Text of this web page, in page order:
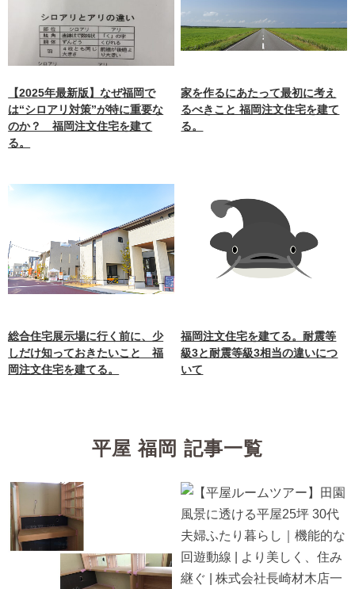
【2025年最新版】なぜ福岡で
は“シロアリ対策”が特に重要な
のか？ 福岡注文住宅を建て
る。
家を作るにあたって最初に考え
るべきこと 福岡注文住宅を建て
る。
総合住宅展示場に行く前に、少
しだけ知っておきたいこと 福
岡注文住宅を建てる。
福岡注文住宅を建てる。耐震等
級3と耐震等級3相当の違いにつ
いて
平屋 福岡 記事一覧